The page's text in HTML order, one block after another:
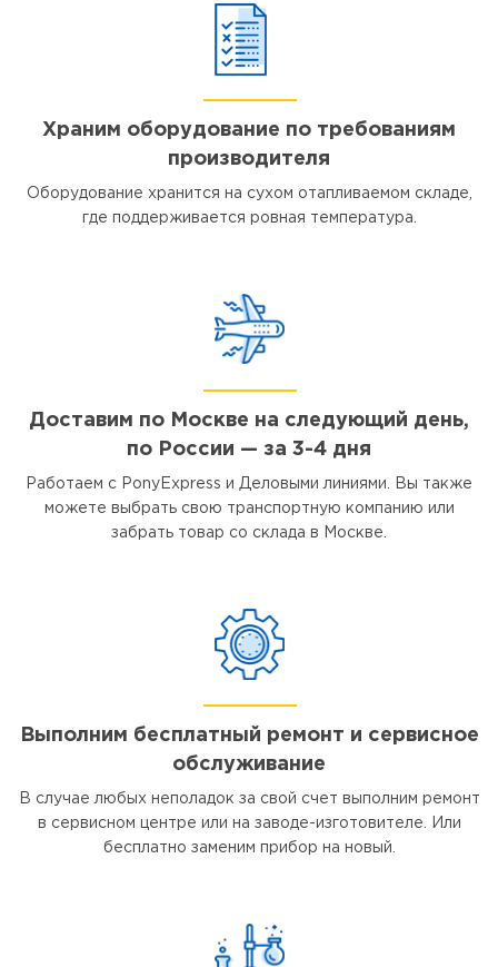
Храним оборудование по требованиям
производителя
Оборудование хранится на сухом отапливаемом складе,
где поддерживается ровная температура.
Доставим по Москве на следующий день,
по России — за 3-4 дня
Работаем с PonyExpress и Деловыми линиями. Вы также
можете выбрать свою транспортную компанию или
забрать товар со склада в Москве.
Выполним бесплатный ремонт и сервисное
обслуживание
В случае любых неполадок за свой счет выполним ремонт
в сервисном центре или на заводе-изготовителе. Или
бесплатно заменим прибор на новый.